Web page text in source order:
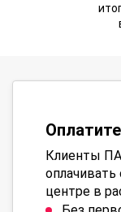
Клиенты
центре в